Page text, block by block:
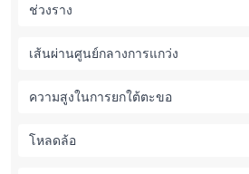
ช่วงราง
เส้นผ่านศูนย์กลางการแกว่ง
ความสูงในการยกใต้ตะขอ
โหลดล้อ